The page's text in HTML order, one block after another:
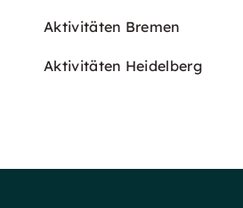
Aktivitäten Bremen
Aktivitäten Heidelberg